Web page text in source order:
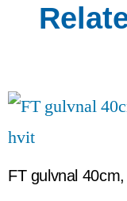
FT gulvnal